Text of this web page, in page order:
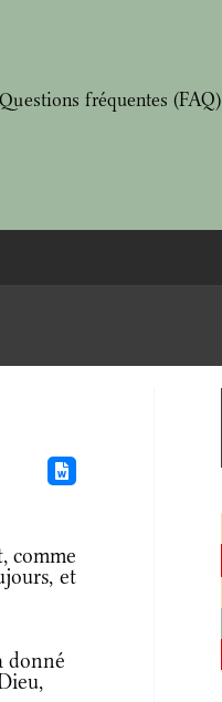
Questions fréquentes (FAQ)
comme
et
donné